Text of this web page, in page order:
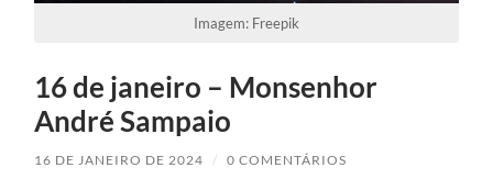
Imagem: Freepik
16 de janeiro – Monsenhor
André Sampaio
16 DE JANEIRO DE 2024 / 0 COMENTÁRIOS